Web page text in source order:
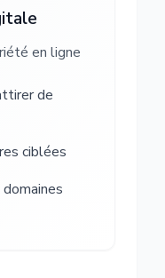
en ligne
de
ciblées